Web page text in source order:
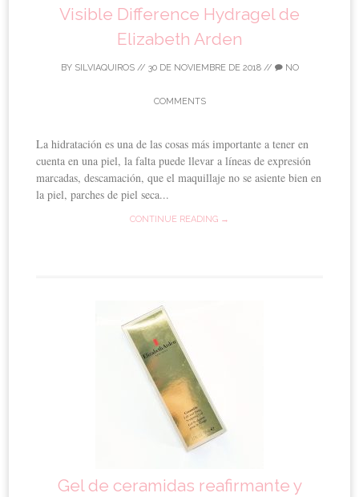
Visible Difference Hydragel de
Elizabeth Arden
BY SILVIAQUIROS// 30 DE NOVIEMBRE DE 2018// NO
COMMENTS
La hidratación es una de las cosas más importante a tener en
cuenta en una piel, la falta puede llevar a líneas de expresión
marcadas, descamación, que el maquillaje no se asiente bien en
la piel, parches de piel seca...
CONTINUE READING →
Gel de ceramidas reafirmante y